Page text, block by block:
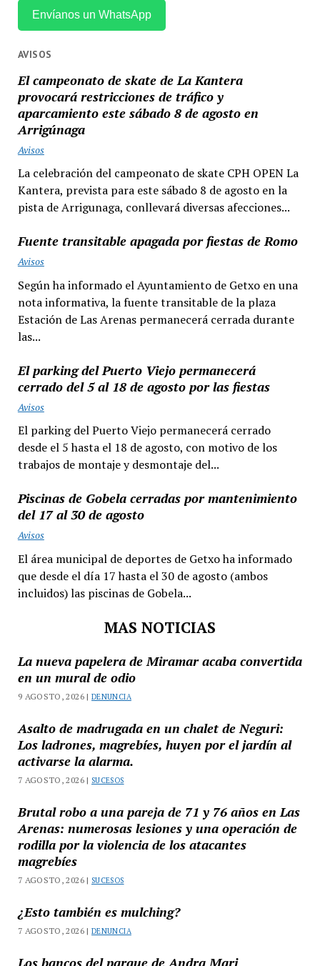
Envíanos un WhatsApp
AVISOS
El campeonato de skate de La Kantera
provocará restricciones de tráfico y
aparcamiento este sábado 8 de agosto en
Arrigúnaga
Avisos
La celebración del campeonato de skate CPH OPEN La
Kantera, prevista para este sábado 8 de agosto en la
pista de Arrigunaga, conllevará diversas afecciones...
Fuente transitable apagada por fiestas de Romo
Avisos
Según ha informado el Ayuntamiento de Getxo en una
nota informativa, la fuente transitable de la plaza
Estación de Las Arenas permanecerá cerrada durante
las...
El parking del Puerto Viejo permanecerá
cerrado del 5 al 18 de agosto por las fiestas
Avisos
El parking del Puerto Viejo permanecerá cerrado
desde el 5 hasta el 18 de agosto, con motivo de los
trabajos de montaje y desmontaje del...
Piscinas de Gobela cerradas por mantenimiento
del 17 al 30 de agosto
Avisos
El área municipal de deportes de Getxo ha informado
que desde el día 17 hasta el 30 de agosto (ambos
incluidos) las piscinas de Gobela...
MAS NOTICIAS
La nueva papelera de Miramar acaba convertida
en un mural de odio
9 AGOSTO, 2026 |DENUNCIA
Asalto de madrugada en un chalet de Neguri:
Los ladrones, magrebíes, huyen por el jardín al
activarse la alarma.
7 AGOSTO, 2026 | SUCESOS
Brutal robo a una pareja de 71 y 76 años en Las
Arenas: numerosas lesiones y una operación de
rodilla por la violencia de los atacantes
magrebíes
7 AGOSTO, 2026 | SUCESOS
¿Esto también es mulching?
7 AGOSTO, 2026 |DENUNCIA
Los bancos del parque de Andra Mari